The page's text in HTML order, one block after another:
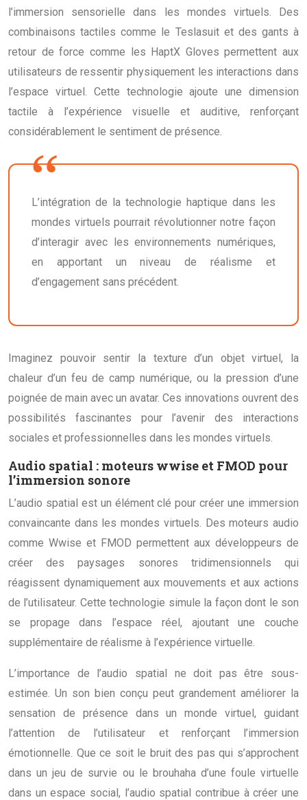
l’immersion sensorielle dans les mondes virtuels. Des
combinaisons tactiles comme le Teslasuit et des gants à
retour de force comme les HaptX Gloves permettent aux
utilisateurs de ressentir physiquement les interactions dans
l’espace virtuel. Cette technologie ajoute une dimension
tactile à l’expérience visuelle et auditive, renforçant
considérablement le sentiment de présence.
L’intégration de la technologie haptique dans les
mondes virtuels pourrait révolutionner notre façon
d’interagir avec les environnements numériques,
en apportant un niveau de réalisme et
d’engagement sans précédent.
Imaginez pouvoir sentir la texture d’un objet virtuel, la
chaleur d’un feu de camp numérique, ou la pression d’une
poignée de main avec un avatar. Ces innovations ouvrent des
possibilités fascinantes pour l’avenir des interactions
sociales et professionnelles dans les mondes virtuels.
Audio spatial : moteurs wwise et FMOD pour
l’immersion sonore
L’audio spatial est un élément clé pour créer une immersion
convaincante dans les mondes virtuels. Des moteurs audio
comme Wwise et FMOD permettent aux développeurs de
créer des paysages sonores tridimensionnels qui
réagissent dynamiquement aux mouvements et aux actions
de l’utilisateur. Cette technologie simule la façon dont le son
se propage dans l’espace réel, ajoutant une couche
supplémentaire de réalisme à l’expérience virtuelle.
L’importance de l’audio spatial ne doit pas être sous-
estimée. Un son bien conçu peut grandement améliorer la
sensation de présence dans un monde virtuel, guidant
l’attention de l’utilisateur et renforçant l’immersion
émotionnelle. Que ce soit le bruit des pas qui s’approchent
dans un jeu de survie ou le brouhaha d’une foule virtuelle
dans un espace social, l’audio spatial contribue à créer une